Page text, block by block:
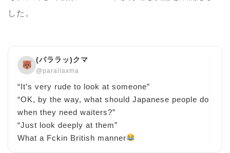
した。
(パララッ)クマ
@parallaxma
“It’s very rude to look at someone”
“OK, by the way, what should Japanese people do
when they need waiters?”
“Just look deeply at them”
What a Fckin British manner